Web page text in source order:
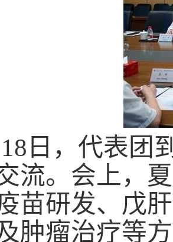
日，代表团
流。会上，
苗研发、戊
肿瘤治疗等